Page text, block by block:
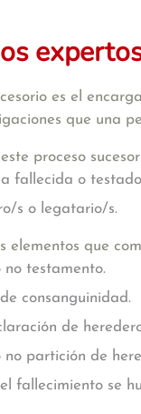
es el
que una
proceso
fallecida o
s o legatario/s.
elementos que
no testamento.
consanguinidad.
de
no partición de
fallecimiento se